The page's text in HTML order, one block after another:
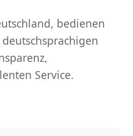
bedienen
Service.